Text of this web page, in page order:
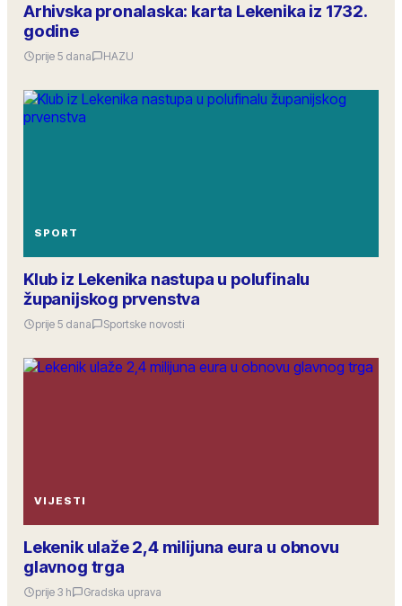
Arhivska pronalaska: karta Lekenika iz 1732.
godine
prije 5 dana HAZU
SPORT
Klub iz Lekenika nastupa u polufinalu
županijskog prvenstva
prije 5 dana Sportske novosti
VIJESTI
Lekenik ulaže 2,4 milijuna eura u obnovu
glavnog trga
prije 3 h Gradska uprava